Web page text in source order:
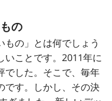
の
の」とは何でしょう
ことです。2011年に
でした。そこで、毎年
です。しかし、その決